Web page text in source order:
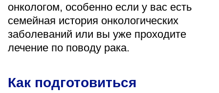
онкологом, особенно если у вас есть
семейная история онкологических
заболеваний или вы уже проходите
лечение по поводу рака.
Как подготовиться